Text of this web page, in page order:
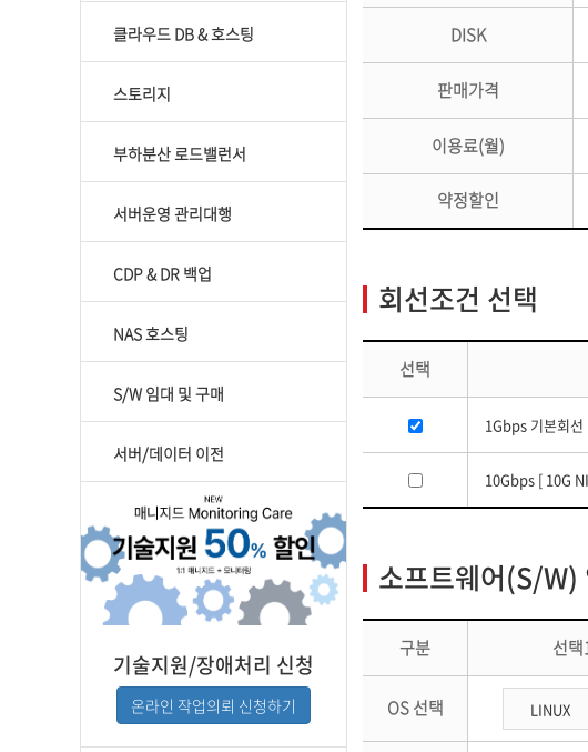
클라우드 DB & 호스팅
스토리지
부하분산 로드밸런서
서버운영 관리대행
CDP & DR 백업
NAS 호스팅
S/W 임대 및 구매
서버/데이터 이전
기술지원/장애처리 신청
온라인 작업의뢰 신청하기
DISK
판매가격
이용료(월)
약정할인
회선조건 선택
선택
1Gbps 기본회선
10Gbps [ 10G
소프트웨어(S/W)
구분 선택
OS 선택